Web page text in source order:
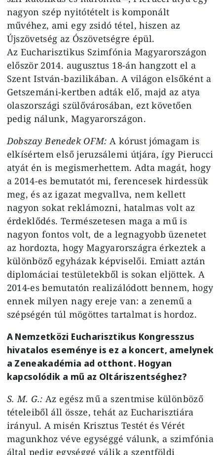
nagyon szép nyitótételt is komponált
művéhez, ami egy zsidó tétel, hiszen az
Újszövetség az Ószövetségre épül.
Az Eucharisztikus Szimfónia Magyarországon
először 2014. augusztus 18-án hangzott el a
Szent István-bazilikában. A világon elsőként a
Getszemáni-kertben adták elő, majd az atya
olaszországi szülővárosában, ezt követően
pedig nálunk, Magyarországon.
Dobszay Benedek OFM: A kórust jómagam is
elkísértem első jeruzsálemi útjára, így Pierucci
atyát én is megismerhettem. Adta magát, hogy
a 2014-es bemutatót mi, ferencesek hirdessük
meg, és az igazat megvallva, nem kellett
nagyon sokat reklámozni, hatalmas volt az
érdeklődés. Természetesen maga a mű is
nagyon fontos volt, de a legnagyobb üzenetet
az hordozta, hogy Magyarországra érkeztek a
különböző egyházak képviselői. Emiatt aztán
diplomáciai testületekből is sokan eljöttek. A
2014-es bemutatón realizálódott bennem, hogy
ennek milyen nagy ereje van: a zenemű a
szépségén túl mögöttes tartalmat is hordoz.
A Nemzetközi Eucharisztikus Kongresszus
hivatalos eseménye is ez a koncert, amelynek
a Zeneakadémia ad otthont. Hogyan
kapcsolódik a mű az Oltáriszentséghez?
S. M. G.: Az egész mű a szentmise különböző
tételeiből áll össze, tehát az Eucharisztiára
irányul. A misén Krisztus Testét és Vérét
magunkhoz véve egységgé válunk, a szimfónia
által pedig egységgé válik a szentföldi